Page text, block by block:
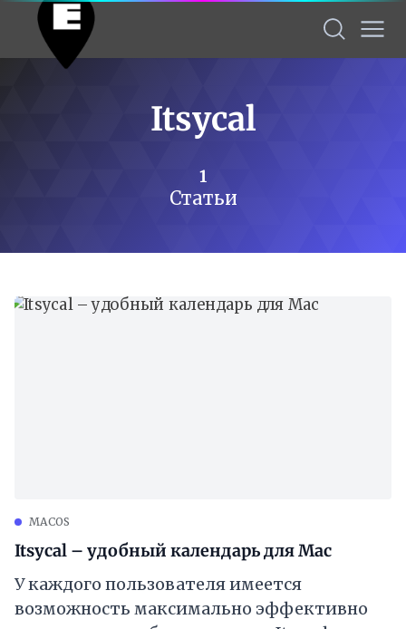
Itsycal
1
Статьи
MACOS
Itsycal – удобный календарь для Mac
У каждого пользователя имеется
возможность максимально эффективно